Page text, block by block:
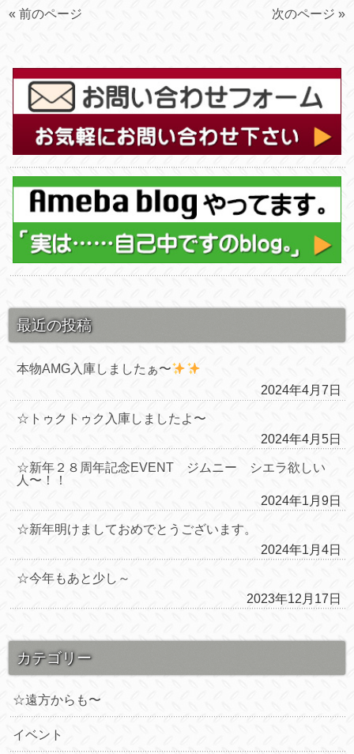
« 前のページ 次のページ »
最近の投稿
本物AMG入庫しましたぁ〜
2024年4月7日
☆トゥクトゥク入庫しましたよ〜
2024年4月5日
☆新年２８周年記念EVENT ジムニー シエラ欲しい
人〜！！
2024年1月9日
☆新年明けましておめでとうございます。
2024年1月4日
☆今年もあと少し～
2023年12月17日
カテゴリー
☆遠方からも〜
イベント